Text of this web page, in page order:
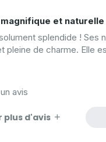
et naturelle
splendide ! Ses
pleine de charme. Elle
avis
plus d'avis